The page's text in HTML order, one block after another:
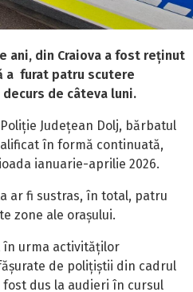
ani, din Craiova a fost reținut
a furat patru scutere
de câteva luni.
Județean Dolj, bărbatul
în formă continuată,
ianuarie-aprilie 2026.
ar fi sustras, în total, patru
zone ale orașului.
în urma activităților
de polițiștii din cadrul
fost dus la audieri în cursul